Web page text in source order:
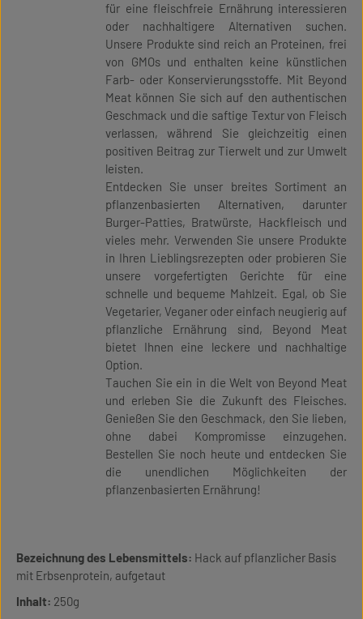
für eine fleischfreie Ernährung interessieren
oder nachhaltigere Alternativen suchen.
Unsere Produkte sind reich an Proteinen, frei
von GMOs und enthalten keine künstlichen
Farb- oder Konservierungsstoffe. Mit Beyond
Meat können Sie sich auf den authentischen
Geschmack und die saftige Textur von Fleisch
verlassen, während Sie gleichzeitig einen
positiven Beitrag zur Tierwelt und zur Umwelt
leisten.
Entdecken Sie unser breites Sortiment an
pflanzenbasierten Alternativen, darunter
Burger-Patties, Bratwürste, Hackfleisch und
vieles mehr. Verwenden Sie unsere Produkte
in Ihren Lieblingsrezepten oder probieren Sie
unsere vorgefertigten Gerichte für eine
schnelle und bequeme Mahlzeit. Egal, ob Sie
Vegetarier, Veganer oder einfach neugierig auf
pflanzliche Ernährung sind, Beyond Meat
bietet Ihnen eine leckere und nachhaltige
Option.
Tauchen Sie ein in die Welt von Beyond Meat
und erleben Sie die Zukunft des Fleisches.
Genießen Sie den Geschmack, den Sie lieben,
ohne dabei Kompromisse einzugehen.
Bestellen Sie noch heute und entdecken Sie
die unendlichen Möglichkeiten der
pflanzenbasierten Ernährung!
Bezeichnung des Lebensmittels: Hack auf pflanzlicher Basis
mit Erbsenprotein, aufgetaut
Inhalt: 250g